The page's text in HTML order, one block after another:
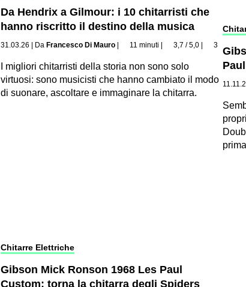
Da Hendrix a Gilmour: i 10 chitarristi che
hanno riscritto il destino della musica
31.03.26 Da Francesco Di Mauro 11 minuti 3,7 / 5,0 3
I migliori chitarristi della storia non sono solo
virtuosi: sono musicisti che hanno cambiato il modo
di suonare, ascoltare e immaginare la chitarra.
Chitarre Elettriche
Gibson Mick Ronson 1968 Les Paul
Custom: torna la chitarra degli Spiders